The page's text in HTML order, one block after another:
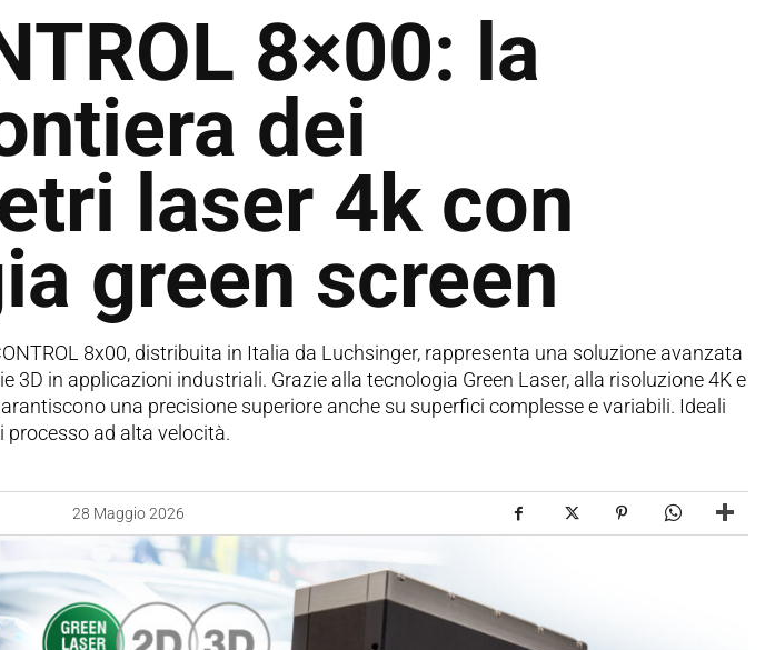
8×00: la
dei
laser 4k con
green screen
8x00, distribuita in Italia da Luchsinger, rappresenta una soluzione avanzata
3D in applicazioni industriali. Grazie alla tecnologia Green Laser, alla risoluzione 4K e
una precisione superiore anche su superfici complesse e variabili. Ideali
ad alta velocità.
28 Maggio 2026